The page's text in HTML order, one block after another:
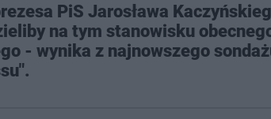
PiS Jarosława
na tym stanowisku
- wynika z najnowszego